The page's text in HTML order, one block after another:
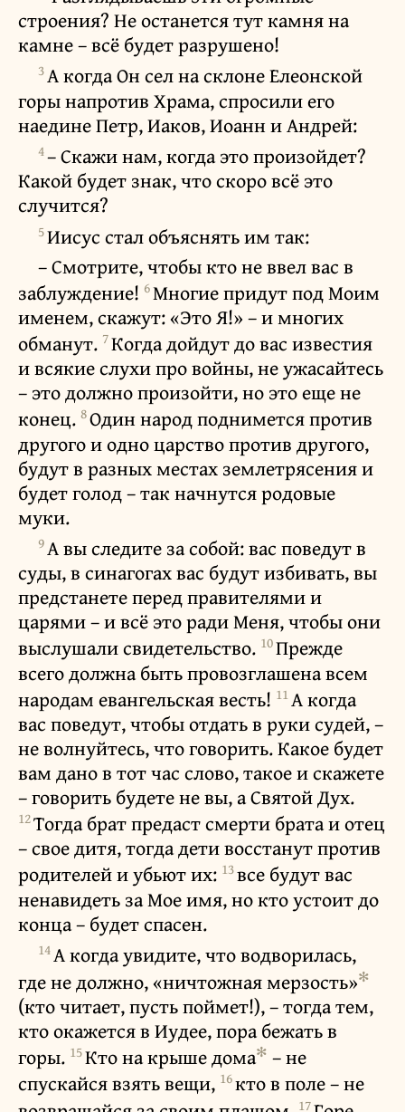
строения? Не останется тут камня на
камне – всё будет разрушено!
3А когда Он сел на склоне Елеонской
горы напротив Храма, спросили его
наедине Петр, Иаков, Иоанн и Андрей:
4– Скажи нам, когда это произойдет?
Какой будет знак, что скоро всё это
случится?
5Иисус стал объяснять им так:
– Смотрите, чтобы кто не ввел вас в
заблуждение! 6Многие придут под Моим
именем, скажут: «Это Я!» – и многих
обманут. 7Когда дойдут до вас известия
и всякие слухи про войны, не ужасайтесь
– это должно произойти, но это еще не
конец. 8Один народ поднимется против
другого и одно царство против другого,
будут в разных местах землетрясения и
будет голод – так начнутся родовые
муки.
9А вы следите за собой: вас поведут в
суды, в синагогах вас будут избивать, вы
предстанете перед правителями и
царями – и всё это ради Меня, чтобы они
выслушали свидетельство. 10Прежде
всего должна быть провозглашена всем
народам евангельская весть! 11А когда
вас поведут, чтобы отдать в руки судей, –
не волнуйтесь, что говорить. Какое будет
вам дано в тот час слово, такое и скажете
– говорить будете не вы, а Святой Дух.
12Тогда брат предаст смерти брата и отец
– свое дитя, тогда дети восстанут против
родителей и убьют их: 13все будут вас
ненавидеть за Мое имя, но кто устоит до
конца – будет спасен.
14А когда увидите, что водворилась,
где не должно, «ничтожная мерзость»✻
(кто читает, пусть поймет!), – тогда тем,
кто окажется в Иудее, пора бежать в
горы. 15Кто на крыше дома✻ – не
спускайся взять вещи, 16кто в поле – не
17